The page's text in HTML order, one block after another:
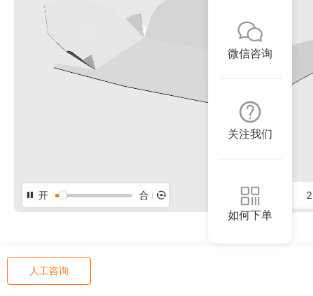
开 合
人工咨询
微信咨询
关注我们
如何下单